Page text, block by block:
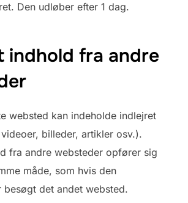
Den udløber efter 1 dag.
indhold fra andre
websted kan indeholde indlejret
billeder, artikler osv.).
fra andre websteder opfører sig
måde, som hvis den
besøgt det andet websted.